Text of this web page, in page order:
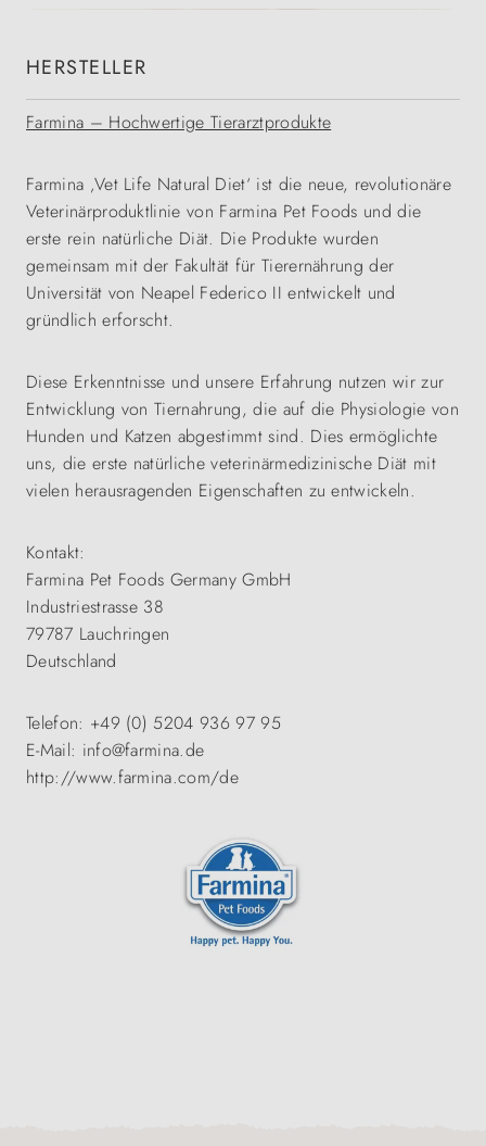
HERSTELLER
Farmina – Hochwertige Tierarztprodukte
Farmina ‚Vet Life Natural Diet‘ ist die neue, revolutionäre
Veterinärproduktlinie von Farmina Pet Foods und die
erste rein natürliche Diät. Die Produkte wurden
gemeinsam mit der Fakultät für Tierernährung der
Universität von Neapel Federico II entwickelt und
gründlich erforscht.
Diese Erkenntnisse und unsere Erfahrung nutzen wir zur
Entwicklung von Tiernahrung, die auf die Physiologie von
Hunden und Katzen abgestimmt sind. Dies ermöglichte
uns, die erste natürliche veterinärmedizinische Diät mit
vielen herausragenden Eigenschaften zu entwickeln.
Kontakt:
Farmina Pet Foods Germany GmbH
Industriestrasse 38
79787 Lauchringen
Deutschland
Telefon: +49 (0) 5204 936 97 95
E-Mail: info@farmina.de
http://www.farmina.com/de